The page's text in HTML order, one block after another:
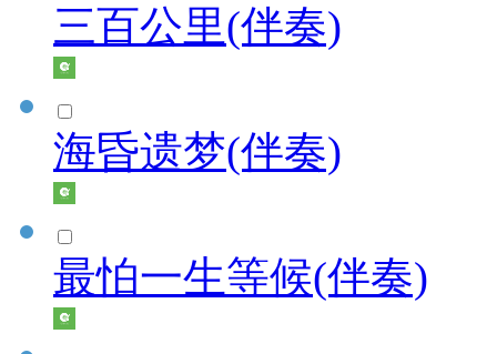
三百公里(伴奏)
海昏遗梦(伴奏)
最怕一生等候(伴奏)